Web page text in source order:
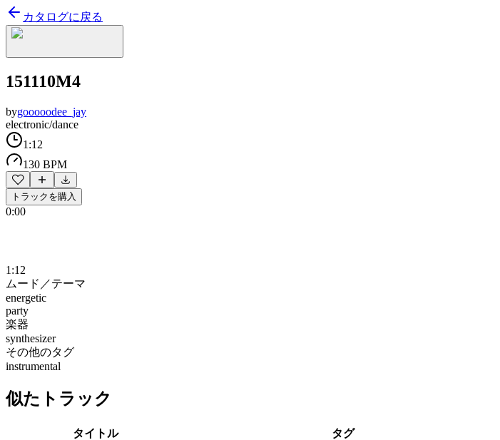
カタログに戻る
151110M4
bygooooodee_jay
electronic/dance
1:12
130 BPM
トラックを購入
0:00
1:12
ムード／テーマ
energetic
party
楽器
synthesizer
その他のタグ
instrumental
似たトラック
タイトル タグ